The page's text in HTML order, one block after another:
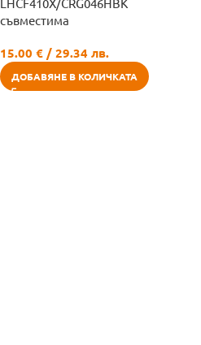
съвместима
15.00 € / 29.34 лв.
ДОБАВЯНЕ В КОЛИЧКАТА